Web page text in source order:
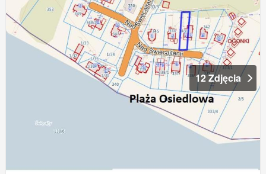
12 Zdjęcia